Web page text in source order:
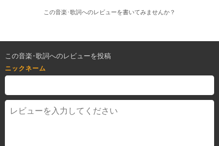
この音楽･歌詞へのレビューを書いてみませんか？
この音楽･歌詞へのレビューを投稿
ニックネーム